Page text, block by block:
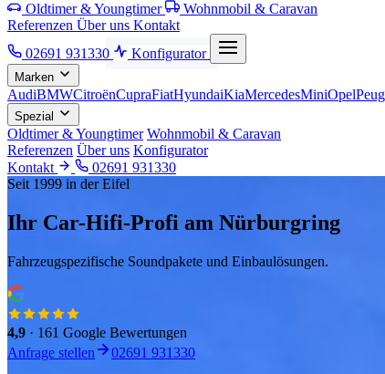
Oldtimer & Youngtimer
Wohnmobil & Caravan
Referenzen Über uns Kontakt
02691 931330
Konfigurator
Marken
AudiBMWCitroënCupraFiatHyundaiKiaMercedesMiniOpel
Spezial
Oldtimer & Youngtimer Wohnmobil & Caravan
Referenzen Über uns Konfigurator
Kontakt
02691 931330
Seit 1999 in der Eifel
Ihr Car-Hifi-Profi am Nürburgring
Fahrzeugspezifische Soundpakete und Einbaulösungen.
4,9 · 161 Google Bewertungen
Anfrage stellen
02691 931330